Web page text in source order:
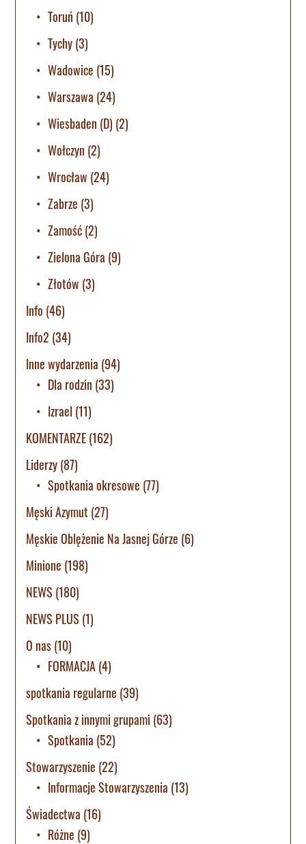
Toruń (10)
Tychy(3)
Wadowice (15)
Warszawa (24)
Wiesbaden (D) (2)
Wołczyn (2)
Wrocław (24)
Zabrze (3)
Zamość(2)
Zielona Góra (9)
Złotów (3)
Info (46)
Info2 (34)
Inne wydarzenia (94)
Dla rodzin (33)
Izrael (11)
KOMENTARZE(162)
Liderzy(87)
Spotkania okresowe (77)
Męski Azymut (27)
Męskie Oblężenie Na Jasnej Górze (6)
Minione (198)
NEWS (180)
NEWS PLUS (1)
O nas(10)
FORMACJA(4)
spotkania regularne (39)
Spotkania z innymi grupami (63)
Spotkania (52)
Stowarzyszenie (22)
Informacje Stowarzyszenia (13)
Świadectwa (16)
Różne (9)